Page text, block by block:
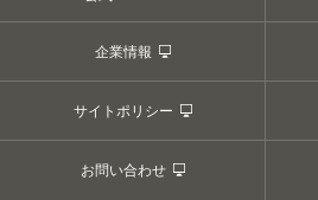
企業情報
サイトポリシー
お問い合わせ